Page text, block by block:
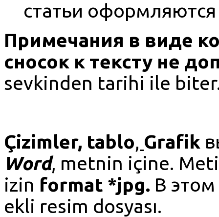
статьи
Примечания в виде
сносок к тексту не
sevkinden tarihi ile
Çizimler, tablo, Grafik
Word, metnin içine.
izin format *jpg. В
ekli resim dosyası.